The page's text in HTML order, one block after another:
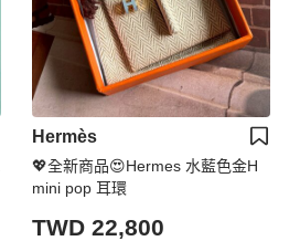
Hermès
💖全新商品😍Hermes 水藍色金H
mini pop 耳環
TWD 22,800